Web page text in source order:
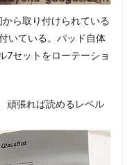
ら取り付けられている
いている。パッド自体
7セットをローテーショ
頑張れば読めるレベル